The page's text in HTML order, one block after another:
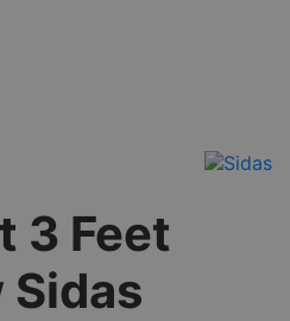
3 Feet